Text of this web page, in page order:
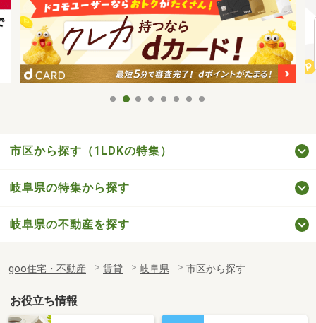
市区から探す（1LDKの特集）
岐阜県の特集から探す
岐阜県の不動産を探す
goo住宅・不動産 賃貸 岐阜県 市区から探す
お役立ち情報